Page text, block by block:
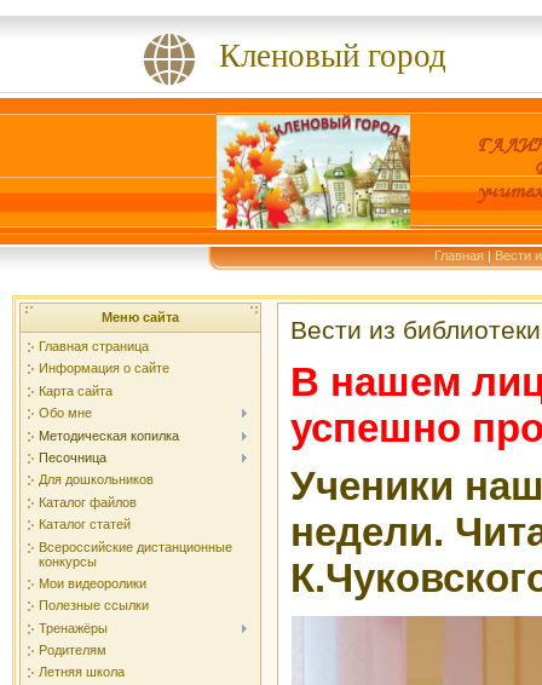
Кленовый город
Главная | Вести
Меню сайта
Главная страница
Информация о сайте
Карта сайта
Обо мне
Методическая копилка
Песочница
Для дошкольников
Каталог файлов
Каталог статей
Всероссийские дистанционные
конкурсы
Мои видеоролики
Полезные ссылки
Тренажёры
Родителям
Летняя школа
Вести из библиотеки
В нашем
успешно
Ученики
недели.